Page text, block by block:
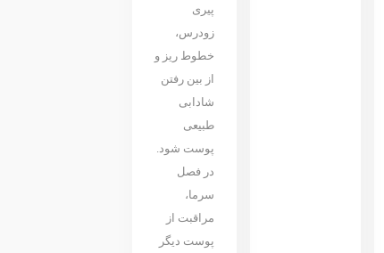
پیری
زودرس،
خطوط ریز و
از بین رفتن
شادابی
طبیعی
پوست شود.
در فصل
سرما،
مراقبت از
پوست دیگر